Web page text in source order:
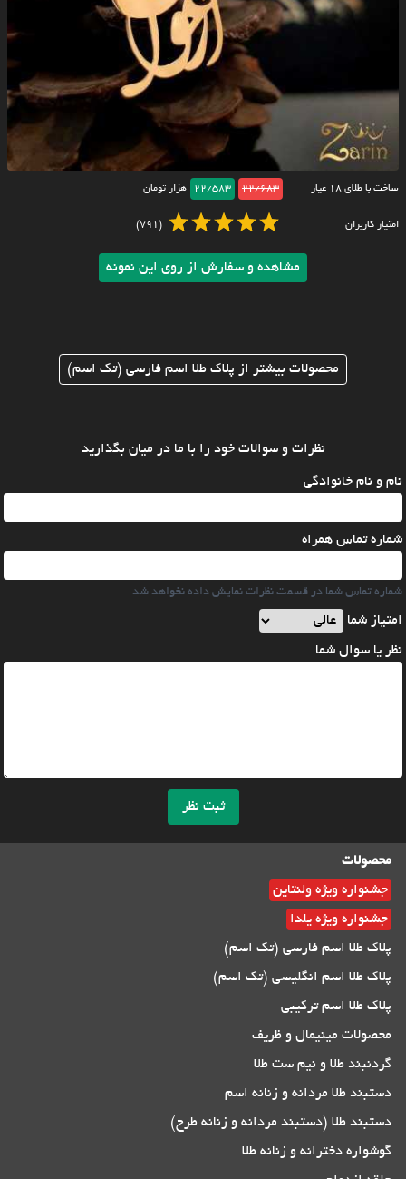
ساخت با طلای ۱۸ عیار 22/683
22/583 هزار تومان
امتیاز کاربران (791)
مشاهده و سفارش از روی این نمونه
محصولات بیشتر از پلاک طلا اسم فارسی (تک اسم)
نظرات و سوالات خود را با ما در میان بگذارید
نام و نام خانوادگی
شماره تماس همراه
شماره تماس شما در قسمت نظرات نمایش داده نخواهد شد.
امتیاز شما
نظر یا سوال شما
ثبت نظر
محصولات
جشنواره ویژه ولنتاین
جشنواره ویژه یلدا
پلاک طلا اسم فارسی (تک اسم)
پلاک طلا اسم انگلیسی (تک اسم)
پلاک طلا اسم ترکیبی
محصولات مینیمال و ظریف
گردنبند طلا و نیم ست طلا
دستبند طلا مردانه و زنانه اسم
دستبند طلا (دستبند مردانه و زنانه طرح)
گوشواره دخترانه و زنانه طلا